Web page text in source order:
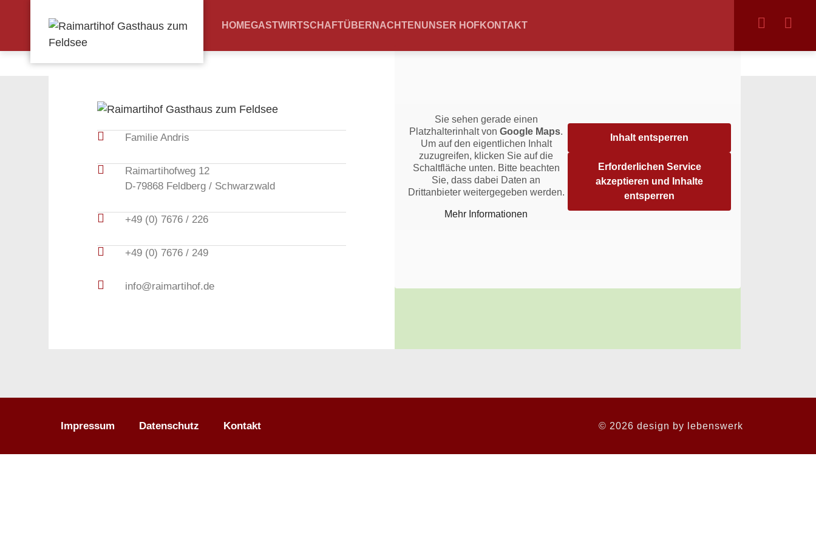
HOMEGASTWIRTSCHAFTÜBERNACHTEN UNSER HOFKONTAKT
Familie Andris
Raimartihofweg 12
D-79868 Feldberg / Schwarzwald
+49 (0) 7676 / 226
+49 (0) 7676 / 249
info@raimartihof.de
Sie sehen gerade einen
Platzhalterinhalt von Google Maps.
Um auf den eigentlichen Inhalt
zuzugreifen, klicken Sie auf die
Schaltfläche unten. Bitte beachten
Sie, dass dabei Daten an
Drittanbieter weitergegeben werden.
Mehr Informationen
Inhalt entsperren
Erforderlichen Service
akzeptieren und Inhalte
entsperren
Impressum Datenschutz Kontakt © 2026 design by lebenswerk